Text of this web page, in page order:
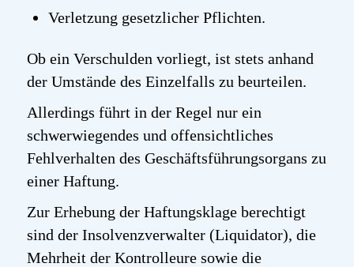
Verletzung gesetzlicher Pflichten.
Ob ein Verschulden vorliegt, ist stets anhand
der Umstände des Einzelfalls zu beurteilen.
Allerdings führt in der Regel nur ein
schwerwiegendes und offensichtliches
Fehlverhalten des Geschäftsführungsorgans zu
einer Haftung.
Zur Erhebung der Haftungsklage berechtigt
sind der Insolvenzverwalter (Liquidator), die
Mehrheit der Kontrolleure sowie die